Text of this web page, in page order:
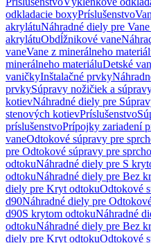
odkladacie boxyPríslušenstvo
akrylátuNáhradné diely pre
akrylátuObdĺžnikové vane
vaneVane z minerálneho
minerálneho materiáluDetské
vaničkyInštalačné prvky
prvkySúpravy nožičiek a
kotievNáhradné diely pre
stenových kotievPríslušenstvo
príslušenstvoPrípojky zariadení
vaneOdtokové súpravy pre
pre Odtokové súpravy pre
odtokuNáhradné diely pre S
odtokuNáhradné diely pre Bez
diely pre Kryt odtokuOdtokové
d90Náhradné diely pre
d90S krytom odtokuNáhradné
odtokuNáhradné diely pre Bez
diely pre Kryt odtokuOdtokové